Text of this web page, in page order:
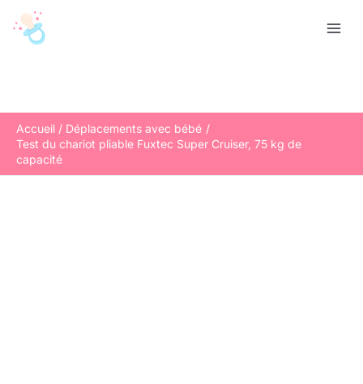
Accueil
Déplacements avec bébé
Test du chariot pliable Fuxtec Super Cruiser, 75 kg de
capacité
e
r
c